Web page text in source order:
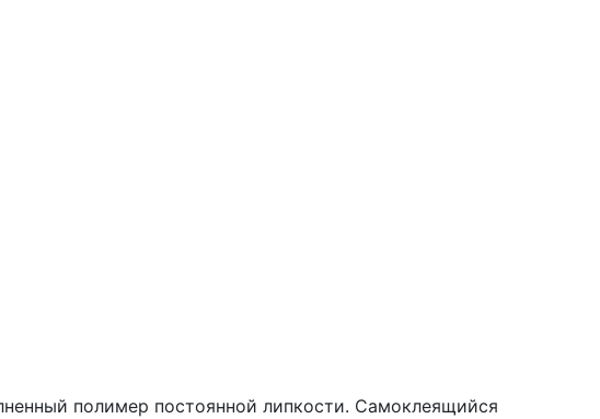
полимер постоянной липкости. Самоклеящийся